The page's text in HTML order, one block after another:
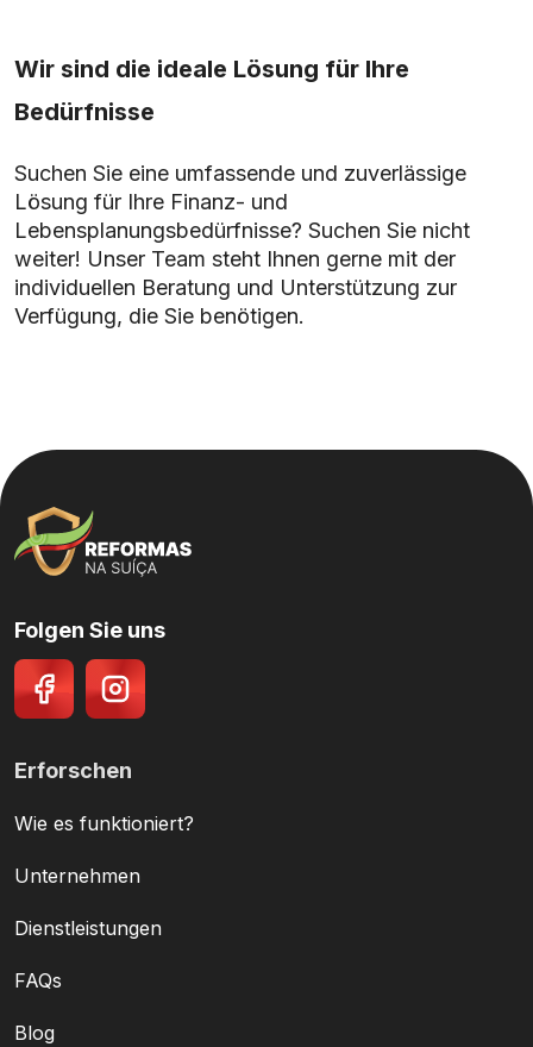
Wir sind die ideale Lösung für Ihre
Bedürfnisse
Suchen Sie eine umfassende und zuverlässige
Lösung für Ihre Finanz- und
Lebensplanungsbedürfnisse? Suchen Sie nicht
weiter! Unser Team steht Ihnen gerne mit der
individuellen Beratung und Unterstützung zur
Verfügung, die Sie benötigen.
Folgen Sie uns
Erforschen
Wie es funktioniert?
Unternehmen
Dienstleistungen
FAQs
Blog